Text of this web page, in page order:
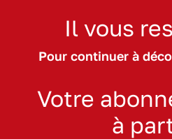
Il vous
Pour continuer à
Votre
à